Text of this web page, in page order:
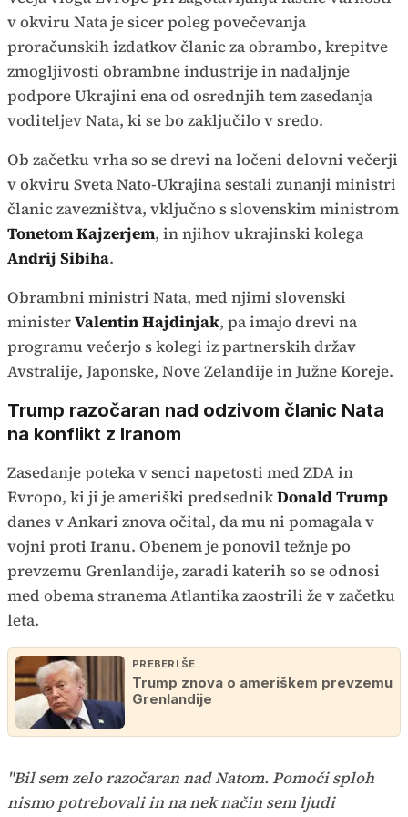
v okviru Nata je sicer poleg povečevanja
proračunskih izdatkov članic za obrambo, krepitve
zmogljivosti obrambne industrije in nadaljnje
podpore Ukrajini ena od osrednjih tem zasedanja
voditeljev Nata, ki se bo zaključilo v sredo.
Ob začetku vrha so se drevi na ločeni delovni večerji
v okviru Sveta Nato-Ukrajina sestali zunanji ministri
članic zavezništva, vključno s slovenskim ministrom
Tonetom Kajzerjem, in njihov ukrajinski kolega
Andrij Sibiha.
Obrambni ministri Nata, med njimi slovenski
ministerValentin Hajdinjak, pa imajo drevi na
programu večerjo s kolegi iz partnerskih držav
Avstralije, Japonske, Nove Zelandije in Južne Koreje.
Trump razočaran nad odzivom članic Nata
na konflikt z Iranom
Zasedanje poteka v senci napetosti med ZDA in
Evropo, ki ji je ameriški predsednikDonald Trump
danes v Ankari znova očital, da mu ni pomagala v
vojni proti Iranu. Obenem je ponovil težnje po
prevzemu Grenlandije, zaradi katerih so se odnosi
med obema stranema Atlantika zaostrili že v začetku
leta.
PREBERI ŠE
Trump znova o ameriškem prevzemu
Grenlandije
"Bil sem zelo razočaran nad Natom. Pomoči sploh
nismo potrebovali in na nek način sem ljudi